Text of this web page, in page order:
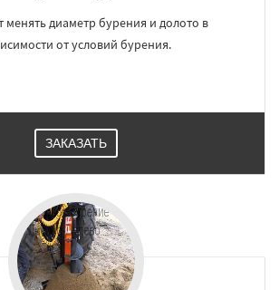
менять диаметр бурения и долото в
от условий бурения.
ЗАКАЗАТЬ